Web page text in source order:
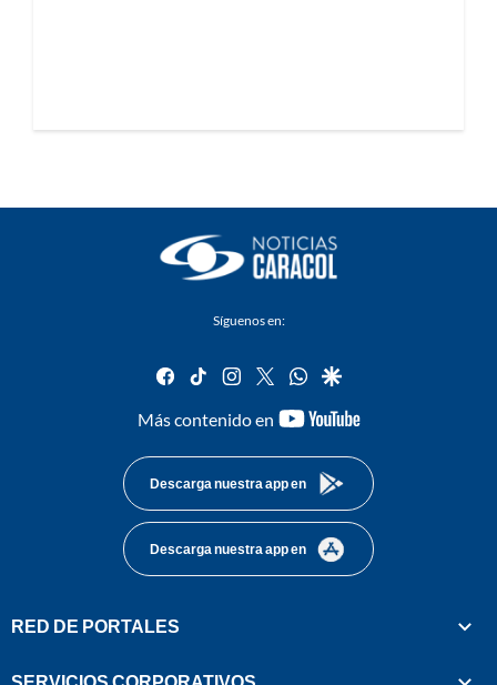
Síguenos en:
facebook
tiktok instagram
twitterwhatsapp
google
Más contenido en
youtube-
Descarga nuestra app en
Descarga nuestra app en
RED DE PORTALES